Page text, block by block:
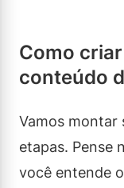
Como
conteúdo
Vamos montar
etapas. Pense
você entende